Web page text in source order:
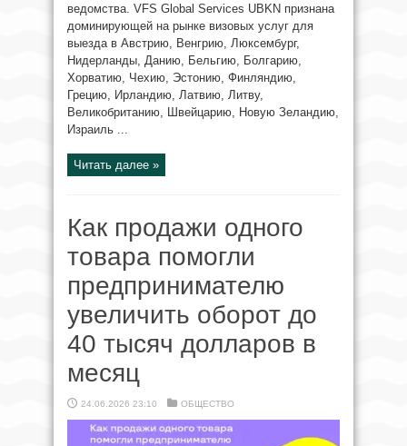
ведомства. VFS Global Services UBKN признана
доминирующей на рынке визовых услуг для
выезда в Австрию, Венгрию, Люксембург,
Нидерланды, Данию, Бельгию, Болгарию,
Хорватию, Чехию, Эстонию, Финляндию,
Грецию, Ирландию, Латвию, Литву,
Великобританию, Швейцарию, Новую Зеландию,
Израиль ...
Читать далее »
Как продажи одного
товара помогли
предпринимателю
увеличить оборот до
40 тысяч долларов в
месяц
24.06.2026 23:10 ОБЩЕСТВО